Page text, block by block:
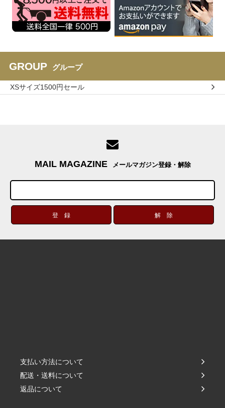
GROUP グループ
XSサイズ1500円セール
MAIL MAGAZINE メールマガジン登録・解除
支払い方法について
配送・送料について
返品について